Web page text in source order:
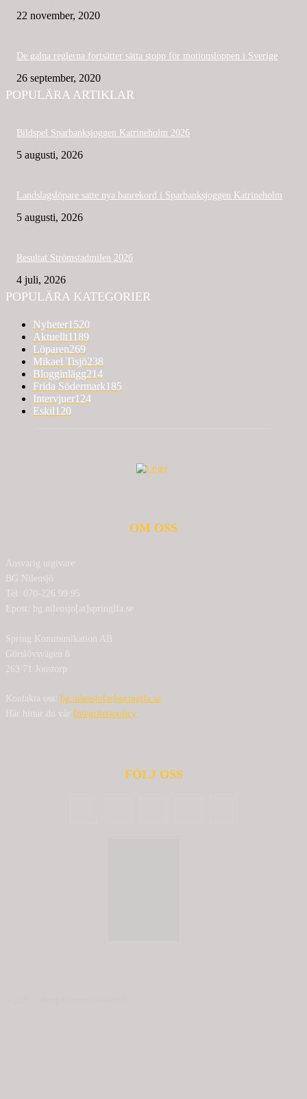
22 november, 2020
De galna reglerna fortsätter sätta stopp för motionsloppen i Sverige
26 september, 2020
POPULÄRA ARTIKLAR
Bildspel Sparbanksjoggen Katrineholm 2026
5 augusti, 2026
Landslagslöpare satte nya banrekord i Sparbanksjoggen Katrineholm
5 augusti, 2026
Resultat Strömstadmilen 2026
4 juli, 2026
POPULÄRA KATEGORIER
Nyheter1520
Aktuellt1189
Löparen269
Mikael Tisjö238
Blogginlägg214
Frida Södermark185
Intervjuer124
Eskil120
OM OSS
Ansvarig utgivare:
BG Nilensjö
Tel: 070-226 99 95
Epost: bg.nilensjo[at]springlfa.se
Spring Kommunikation AB
Görslövsvägen 8
263 71 Jonstorp
Kontakta oss: bg.nilensjo[at]springlfa.se
Här hittar du vår Integritetspolicy
FÖLJ OSS